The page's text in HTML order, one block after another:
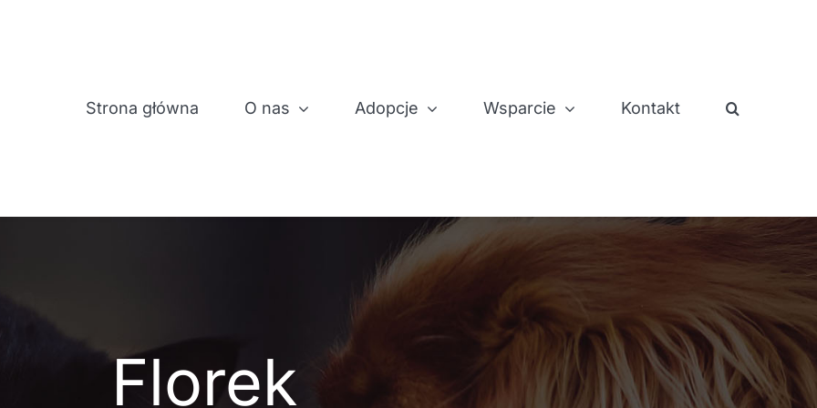
Strona główna O nas Adopcje Wsparcie Kontakt
Florek